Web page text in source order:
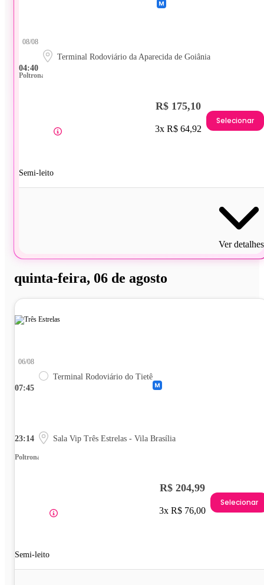
04:40
08/08
Terminal Rodoviário da Aparecida de Goiânia
Poltrona
Semi-leito
R$ 175,10
3x R$ 64,92
Selecionar
Ver detalhes
quinta-feira, 06 de agosto
07:45
06/08
Terminal Rodoviário do Tietê
23:14 Sala Vip Três Estrelas - Vila Brasília
Poltrona
Semi-leito
R$ 204,99
3x R$ 76,00
Selecionar